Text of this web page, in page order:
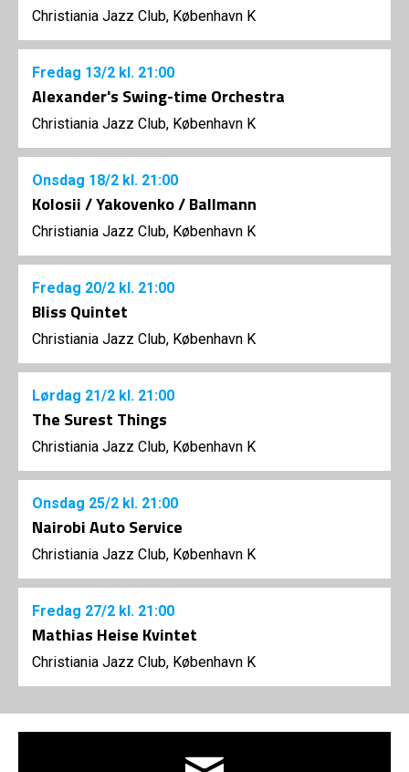
Christiania Jazz Club, København K
Fredag 13/2 kl. 21:00
Alexander's Swing-time Orchestra
Christiania Jazz Club, København K
Onsdag 18/2 kl. 21:00
Kolosii / Yakovenko / Ballmann
Christiania Jazz Club, København K
Fredag 20/2 kl. 21:00
Bliss Quintet
Christiania Jazz Club, København K
Lørdag 21/2 kl. 21:00
The Surest Things
Christiania Jazz Club, København K
Onsdag 25/2 kl. 21:00
Nairobi Auto Service
Christiania Jazz Club, København K
Fredag 27/2 kl. 21:00
Mathias Heise Kvintet
Christiania Jazz Club, København K